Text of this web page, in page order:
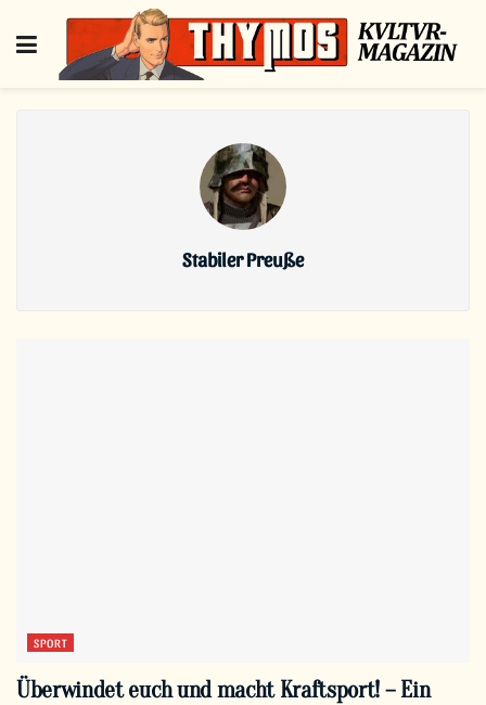
Stabiler Preuße
SPORT
Überwindet euch und macht Kraftsport! – Ein